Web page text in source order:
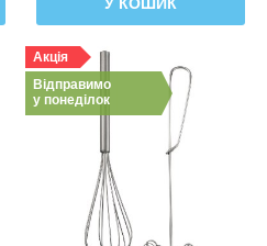
У КОШИК
Акція
Відправимо
у понеділок